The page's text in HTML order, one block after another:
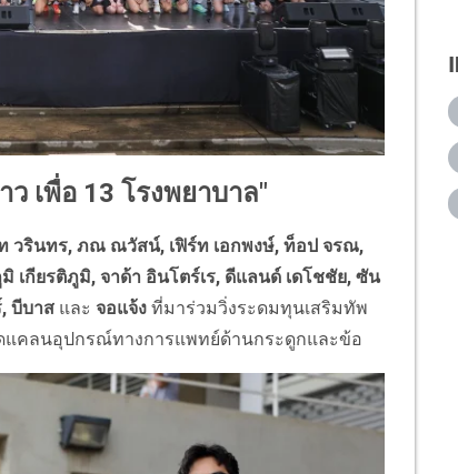
เพื่อ 13 โรงพยาบาล"
วรินทร, ภณ ณวัสน์, เฟิร์ท เอกพงษ์, ท็อป จรณ,
กียรติภูมิ, จาด้า อินโตร์เร, ดีแลนด์ เดโชชัย, ซัน
บีบาส และจอแจ้ง ที่มาร่วมวิ่งระดมทุนเสริมทัพ
แคลนอุปกรณ์ทางการแพทย์ด้านกระดูกและข้อ